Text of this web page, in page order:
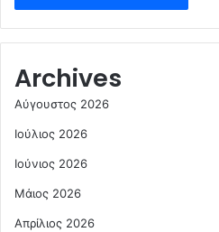
Archives
Αύγουστος 2026
Ιούλιος 2026
Ιούνιος 2026
Μάιος 2026
Απρίλιος 2026